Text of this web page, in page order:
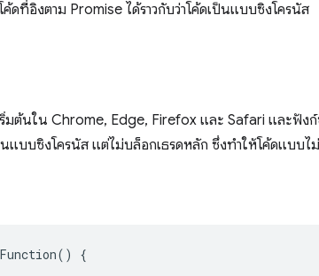
ที่อิงตาม Promise ได้ราวกับว่าโค้ดเป็นแบบซิงโครนัส
มต้นใน Chrome, Edge, Firefox และ Safari และฟัง
แบบซิงโครนัส แต่ไม่บล็อกเธรดหลัก ซึ่งทำให้โค้ดแบบ
() {